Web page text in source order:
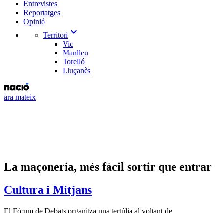
Entrevistes
Reportatges
Opinió
Territori expand_more
Vic
Manlleu
Torelló
Lluçanès
ara mateix
La maçoneria, més fàcil sortir que entrar
Cultura i Mitjans
El Fòrum de Debats organitza una tertúlia al voltant de